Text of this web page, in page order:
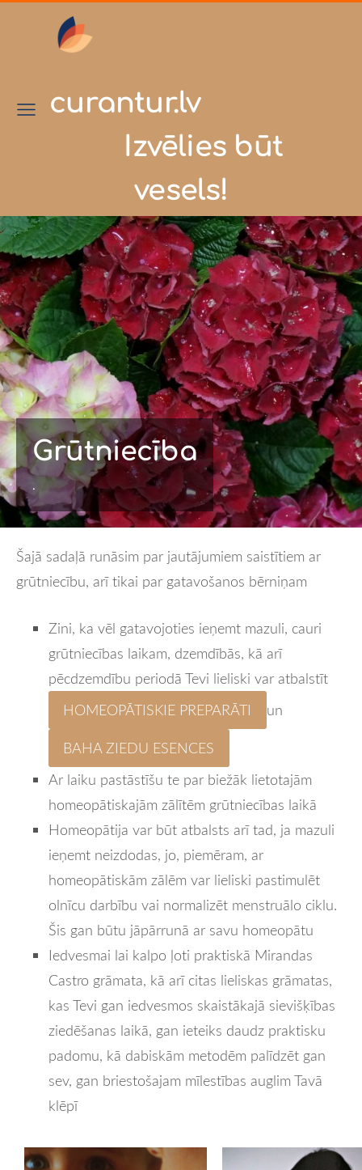
curantur.lv
Izvēlies būt
vesels!
Grūtniecība
.
Šajā sadaļā runāsim par jautājumiem saistītiem ar
grūtniecību, arī tikai par gatavošanos bērniņam
Zini, ka vēl gatavojoties ieņemt mazuli, cauri
grūtniecības laikam, dzemdībās, kā arī
pēcdzemdību periodā Tevi lieliski var atbalstīt
HOMEOPĀTISKIE PREPARĀTI
un
BAHA ZIEDU ESENCES
Ar laiku pastāstīšu te par biežāk lietotajām
homeopātiskajām zālītēm grūtniecības laikā
Homeopātija var būt atbalsts arī tad, ja mazuli
ieņemt neizdodas, jo, piemēram, ar
homeopātiskām zālēm var lieliski pastimulēt
olnīcu darbību vai normalizēt menstruālo ciklu.
Šis gan būtu jāpārrunā ar savu homeopātu
Iedvesmai lai kalpo ļoti praktiskā Mirandas
Castro grāmata, kā arī citas lieliskas grāmatas,
kas Tevi gan iedvesmos skaistākajā sievišķības
ziedēšanas laikā, gan ieteiks daudz praktisku
padomu, kā dabiskām metodēm palīdzēt gan
sev, gan briestošajam mīlestības auglim Tavā
klēpī